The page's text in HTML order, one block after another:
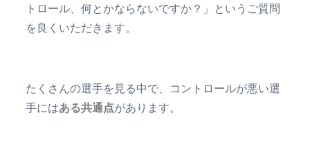
トロール、何とかならないですか？」というご質問
を良くいただきます。
たくさんの選手を見る中で、コントロールが悪い選
手にはある共通点があります。